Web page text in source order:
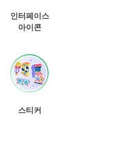
인터페이스
아이콘
스티커